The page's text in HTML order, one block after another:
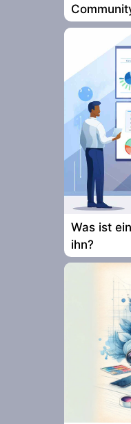
Was ist
ihn?